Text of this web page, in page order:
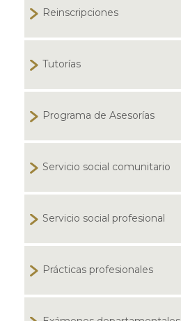
Reinscripciones
Tutorías
Programa de Asesorías
Servicio social comunitario
Servicio social profesional
Prácticas profesionales